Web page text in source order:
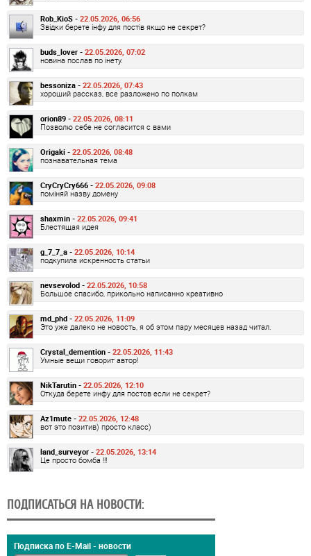
Rob_KioS - 22.05.2026, 06:56
Звідки берете інфу для постів якщо не секрет?
buds_lover - 22.05.2026, 07:02
новина послав по інету.
bessoniza - 22.05.2026, 07:43
хороший рассказ, все разложено по полкам
orion89 - 22.05.2026, 08:11
Позволю себе не согласится с вами
Origaki - 22.05.2026, 08:48
познавательная тема
CryCryCry666 - 22.05.2026, 09:08
поміняй назву домену
shaxmin - 22.05.2026, 09:41
Блестящая идея
g_7_7_a - 22.05.2026, 10:14
подкупила искренность статьи
nevsevolod - 22.05.2026, 10:58
Большое спасибо, прикольно написанно креативно
md_phd - 22.05.2026, 11:09
Это уже далеко не новость, я об этом пару месяцев назад читал.
Crystal_demention - 22.05.2026, 11:43
Умные вещи говорит автор!
NikTarutin - 22.05.2026, 12:10
Откуда берете инфу для постов если не секрет?
Az1mute - 22.05.2026, 12:48
вот это позитив) просто класс)
land_surveyor - 22.05.2026, 13:14
Це просто бомба !!!
ПОДПИСАТЬСЯ НА НОВОСТИ:
Подписка по E-Mail - новости